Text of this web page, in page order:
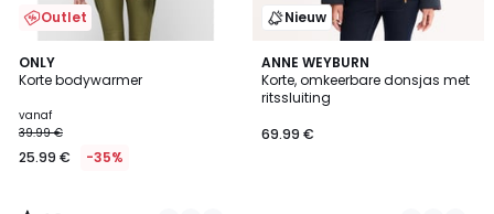
Outlet
ONLY
Korte bodywarmer
vanaf
39.99 €
25.99 € -35%
4.3
/ 5
3
Kleuren
Nieuw
ANNE WEYBURN
Korte, omkeerbare donsjas met
ritssluiting
69.99 €
2
Kleuren